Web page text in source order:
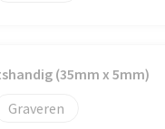
(35mm x 5mm)
Graveren